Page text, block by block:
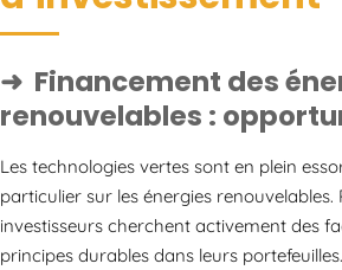
Financement des
renouvelables :
Les technologies vertes sont en plein
particulier sur les énergies renouvelables.
investisseurs cherchent activement des
principes durables dans leurs portefeuilles.